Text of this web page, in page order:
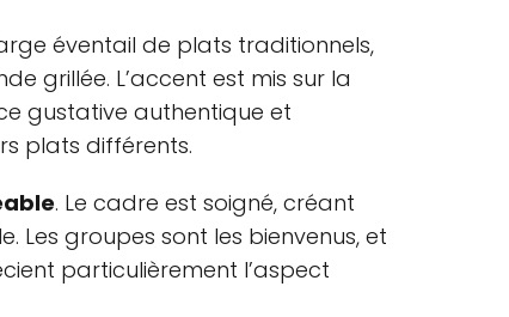
éventail de plats traditionnels,
grillée. L’accent est mis sur la
gustative authentique et
plats différents.
. Le cadre est soigné, créant
Les groupes sont les bienvenus, et
particulièrement l’aspect